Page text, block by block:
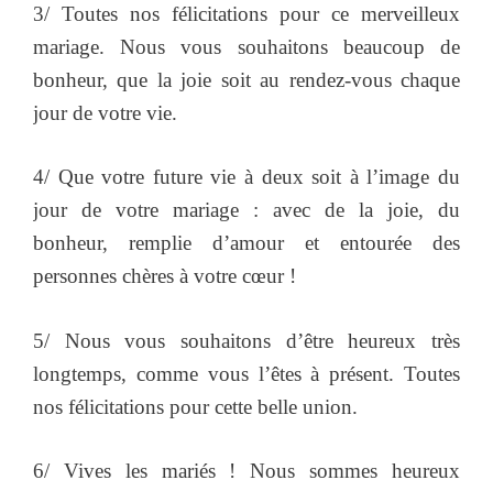
3/ Toutes nos félicitations pour ce merveilleux
mariage. Nous vous souhaitons beaucoup de
bonheur, que la joie soit au rendez-vous chaque
jour de votre vie.
4/ Que votre future vie à deux soit à l’image du
jour de votre mariage : avec de la joie, du
bonheur, remplie d’amour et entourée des
personnes chères à votre cœur !
5/ Nous vous souhaitons d’être heureux très
longtemps, comme vous l’êtes à présent. Toutes
nos félicitations pour cette belle union.
6/ Vives les mariés ! Nous sommes heureux